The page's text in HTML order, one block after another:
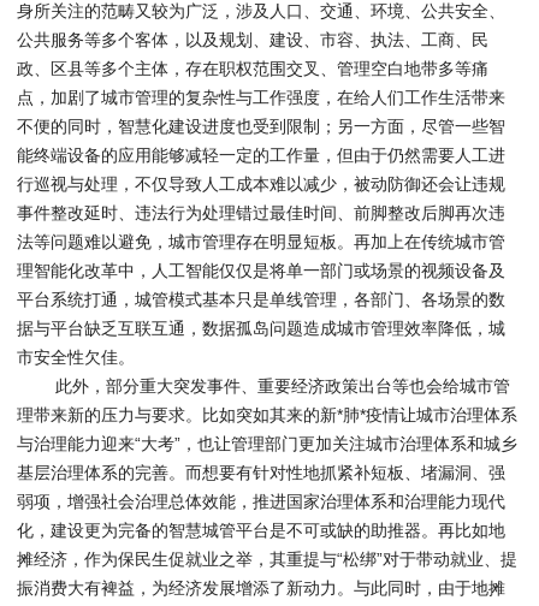
身所关注的范畴又较为广泛，涉及人口、交通、环境、公共安全、
公共服务等多个客体，以及规划、建设、市容、执法、工商、民
政、区县等多个主体，存在职权范围交叉、管理空白地带多等痛
点，加剧了城市管理的复杂性与工作强度，在给人们工作生活带来
不便的同时，智慧化建设进度也受到限制；另一方面，尽管一些智
能终端设备的应用能够减轻一定的工作量，但由于仍然需要人工进
行巡视与处理，不仅导致人工成本难以减少，被动防御还会让违规
事件整改延时、违法行为处理错过最佳时间、前脚整改后脚再次违
法等问题难以避免，城市管理存在明显短板。再加上在传统城市管
理智能化改革中，人工智能仅仅是将单一部门或场景的视频设备及
平台系统打通，城管模式基本只是单线管理，各部门、各场景的数
据与平台缺乏互联互通，数据孤岛问题造成城市管理效率降低，城
市安全性欠佳。
此外，部分重大突发事件、重要经济政策出台等也会给城市管
理带来新的压力与要求。比如突如其来的新*肺*疫情让城市治理体系
与治理能力迎来“大考”，也让管理部门更加关注城市治理体系和城乡
基层治理体系的完善。而想要有针对性地抓紧补短板、堵漏洞、强
弱项，增强社会治理总体效能，推进国家治理体系和治理能力现代
化，建设更为完备的智慧城管平台是不可或缺的助推器。再比如地
摊经济，作为保民生促就业之举，其重提与“松绑”对于带动就业、提
振消费大有裨益，为经济发展增添了新动力。与此同时，由于地摊